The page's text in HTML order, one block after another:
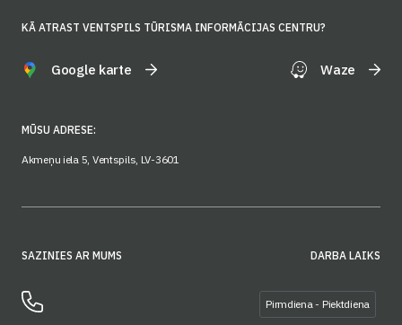
KĀ ATRAST VENTSPILS TŪRISMA INFORMĀCIJAS CENTRU?
Google karte Waze
MŪSU ADRESE:
Akmeņu iela 5, Ventspils, LV-3601
SAZINIES AR MUMS DARBA LAIKS
Pirmdiena - Piektdiena